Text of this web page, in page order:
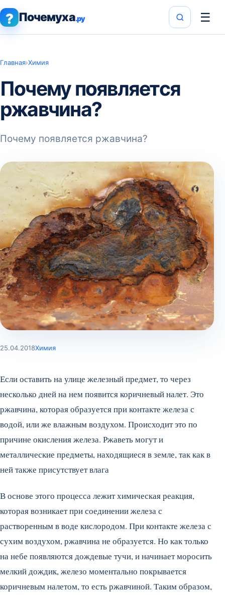
? Почемуха.ру ☰
Главная›Химия
Почему появляется
ржавчина?
Почему появляется ржавчина?
25.04.2018Химия
Если оставить на улице железный предмет, то через
несколько дней на нем появится коричневый налет. Это
ржавчина, которая образуется при контакте железа с
водой, или же влажным воздухом. Происходит это по
причине окисления железа. Ржаветь могут и
металлические предметы, находящиеся в земле, так как в
ней также присутствует влага
В основе этого процесса лежит химическая реакция,
которая возникает при соединении железа с
растворенным в воде кислородом. При контакте железа с
сухим воздухом, ржавчина не образуется. Но как только
на небе появляются дождевые тучи, и начинает моросить
мелкий дождик, железо моментально покрывается
коричневым налетом, то есть ржавчиной. Таким образом,